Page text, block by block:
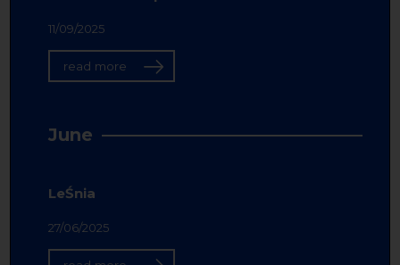
11/09/2025
read more
June
LeŚnia
27/06/2025